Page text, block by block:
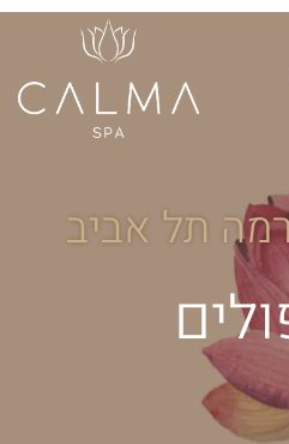
תל אביב